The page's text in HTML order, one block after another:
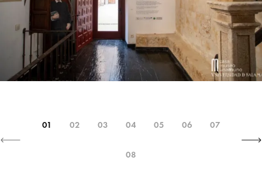
01 02 03 04 05 06 07
08